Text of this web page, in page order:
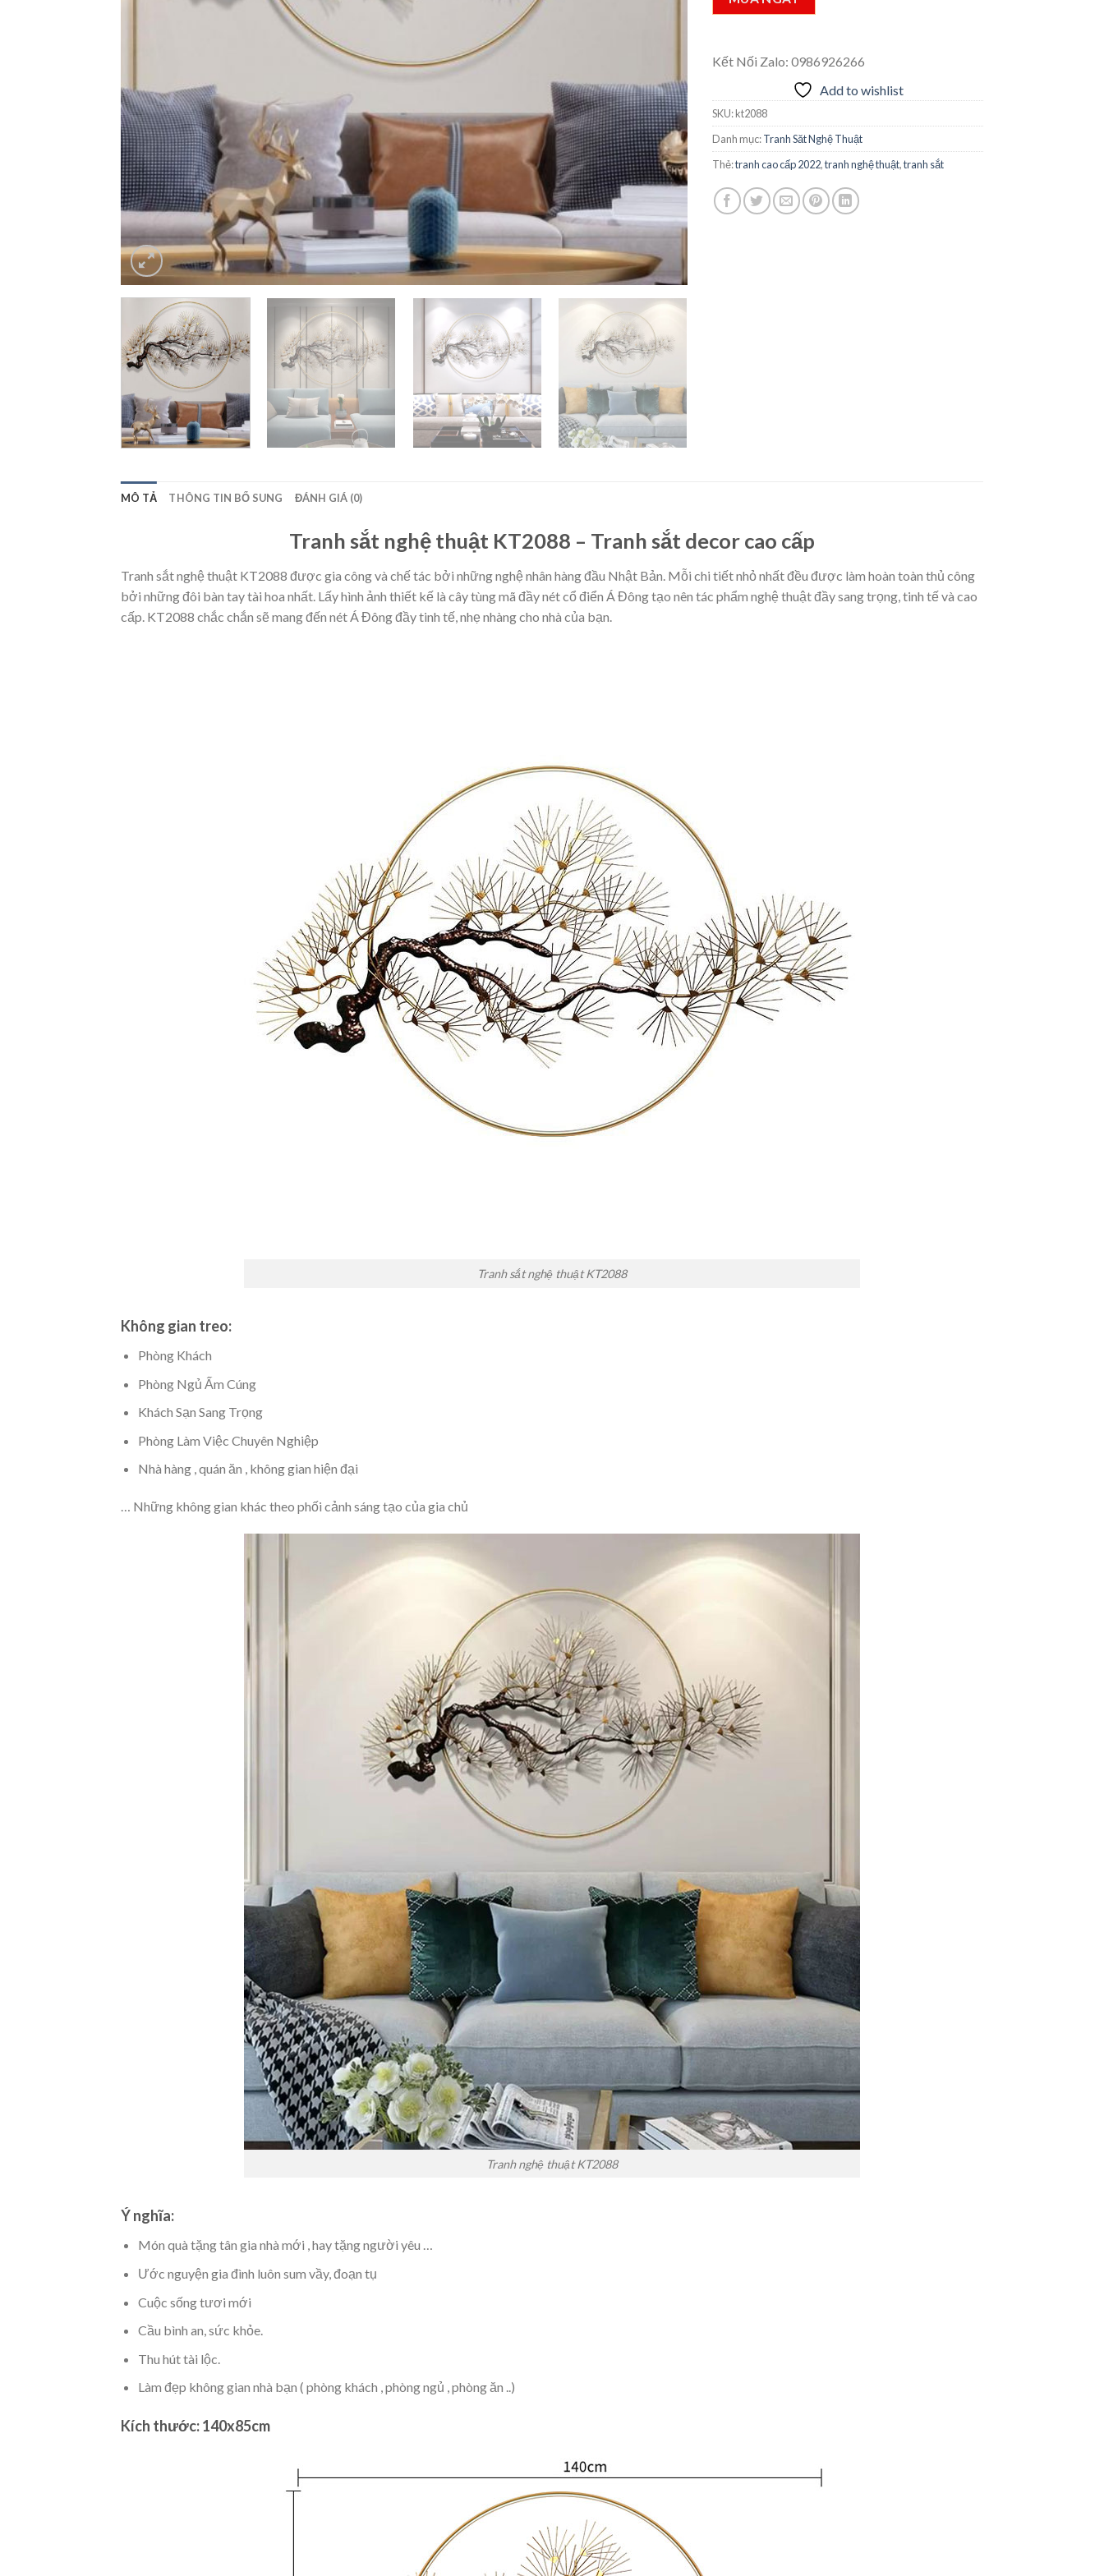
Kết Nối Zalo: 0986926266
Add to wishlist
SKU:kt2088
Danh mục:Tranh Săt Nghệ Thuật
Thẻ:tranh cao cấp 2022,tranh nghệ thuật,tranh sắt
MÔ TẢ THÔNG TIN BỔ SUNG ĐÁNH GIÁ (0)
Tranh sắt nghệ thuật KT2088 – Tranh sắt decor cao cấp
Tranh sắt nghệ thuật KT2088 được gia công và chế tác bởi những nghệ nhân hàng đầu Nhật Bản. Mỗi chi tiết nhỏ nhất đều được làm hoàn toàn thủ công
bởi những đôi bàn tay tài hoa nhất. Lấy hình ảnh thiết kế là cây tùng mã đầy nét cổ điển Á Đông tạo nên tác phẩm nghệ thuật đầy sang trọng, tinh tế và cao
cấp. KT2088 chắc chắn sẽ mang đến nét Á Đông đầy tinh tế, nhẹ nhàng cho nhà của bạn.
Tranh sắt nghệ thuật KT2088
Không gian treo:
Phòng Khách
Phòng Ngủ Ấm Cúng
Khách Sạn Sang Trọng
Phòng Làm Việc Chuyên Nghiệp
Nhà hàng , quán ăn , không gian hiện đại
… Những không gian khác theo phối cảnh sáng tạo của gia chủ
Tranh nghệ thuật KT2088
Ý nghĩa:
Món quà tặng tân gia nhà mới , hay tặng người yêu …
Ước nguyện gia đình luôn sum vầy, đoạn tụ
Cuộc sống tươi mới
Cầu bình an, sức khỏe.
Thu hút tài lộc.
Làm đẹp không gian nhà bạn ( phòng khách , phòng ngủ , phòng ăn ..)
Kích thước: 140x85cm